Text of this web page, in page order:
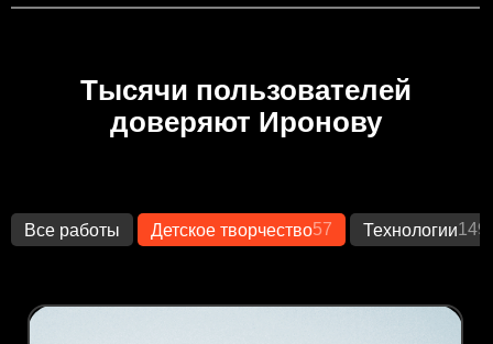
Тысячи пользователей
доверяют Иронову
Все работы Детское творчество57 Технологии